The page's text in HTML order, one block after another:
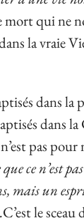
mort qui ne
la vraie
dans la
dans
pas
ce n’est
mais un
C’est le